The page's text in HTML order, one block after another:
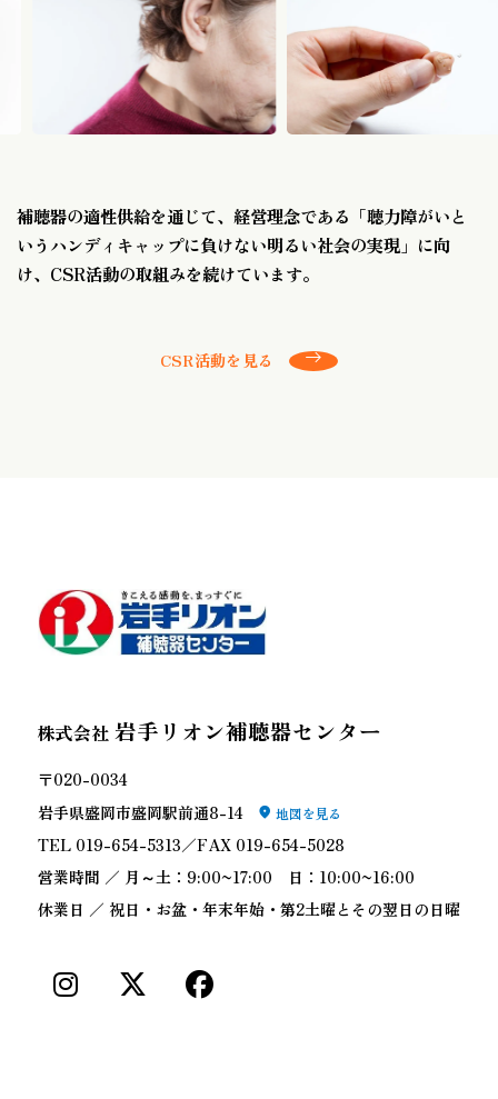
補聴器の適性供給を通じて、経営理念である 「聴力障がいと
いうハンディキャップに負けない明るい社会の実現」に向
け、 CSR活動の取組みを続けています。
CSR活動を見る
株式会社 岩手リオン補聴器センター
〒020-0034
岩手県盛岡市盛岡駅前通8-14
地図を見る
TEL 019-654-5313／FAX 019-654-5028
営業時間 ／ 月～土：9:00~17:00 日：10:00~16:00
休業日 ／ 祝日・お盆・年末年始・第2土曜とその翌日の日曜